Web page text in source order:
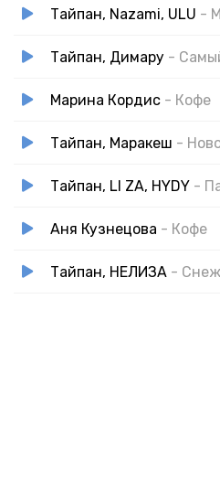
Тайпан, Nazami, ULU -
Тайпан, Димару -
Марина Кордис - Кофе
Тайпан, Маракеш -
Тайпан, LI ZA, HYDY -
Аня Кузнецова - Кофе
Тайпан, НЕЛИЗА -